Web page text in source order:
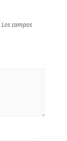
Los campos